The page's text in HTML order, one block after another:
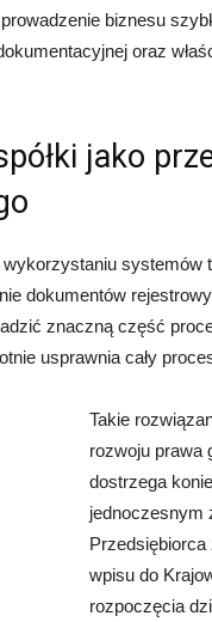
biznesu
oraz
jako
wykorzystaniu
dokumentów
znaczną część
usprawnia cały
Takie
rozwoju prawa
dostrzega
jednoczesnym
wpisu do
rozpoczęcia